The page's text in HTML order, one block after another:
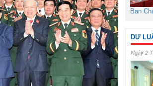
Ban
DƯ
Ngày 2